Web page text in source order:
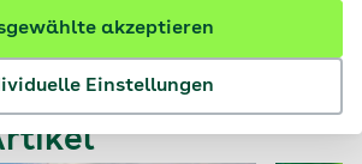
Einstellungen
akzeptieren